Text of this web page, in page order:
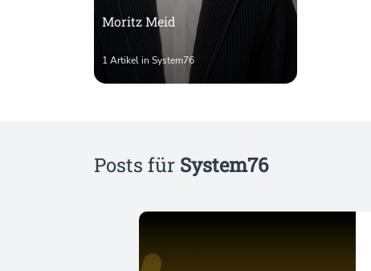
Moritz Meid
1 Artikel in System76
Posts für System76